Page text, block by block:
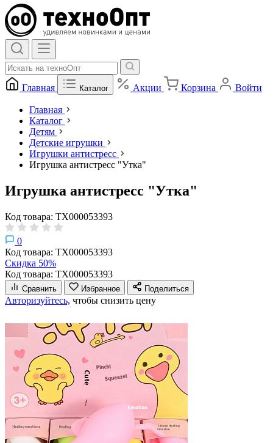
Главная Каталог Акции Корзина Войти
Главная
Каталог
Детям
Детские игрушки
Игрушки антистресс
Игрушка антистресс "Утка"
Игрушка антистресс "Утка"
Код товара: ТХ000053393
0
Код товара: ТХ000053393
Скидка 50%
Код товара: ТХ000053393
Сравнить Избранное Поделиться
Авторизуйтесь, чтобы снизить цену